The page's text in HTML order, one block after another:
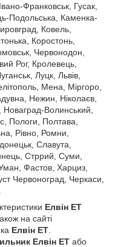
Франковськ, Гусак,
Подольська, Каменка-
Ковель,
Коростонь,
Червонодон,
Рог, Кролевець,
Луцк, Львів,
Мена, Міргоро,
Нежин, Ніколаєв,
Новаград-Волинський,
Пологи, Полтава,
Рівно, Ромни,
Славута,
Стррий, Суми,
Фастов, Харциз,
Червоноград, Черкаси,
Елвін ЕТ
на сайті
Елвін ЕТ
Елвін ЕТ або